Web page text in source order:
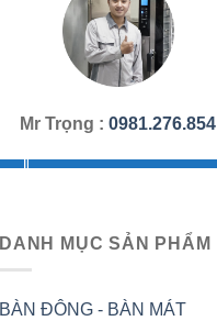
Mr Trọng :0981.276.854
DANH MỤC SẢN PHẨM
BÀN ĐÔNG - BÀN MÁT